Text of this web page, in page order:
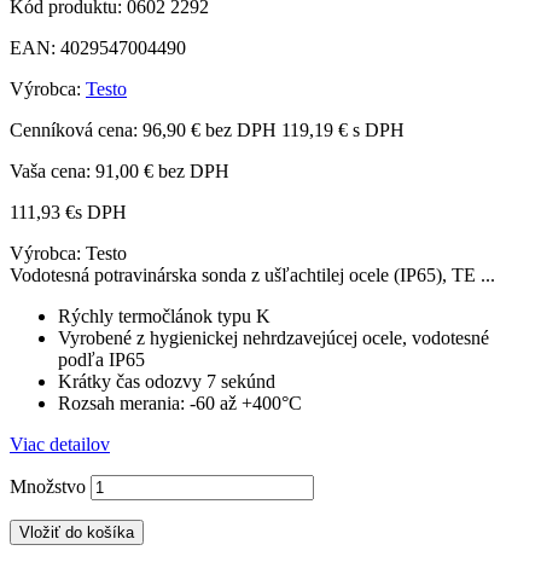
Kód produktu: 0602 2292
EAN: 4029547004490
Výrobca: Testo
Cenníková cena: 96,90 € bez DPH 119,19 € s DPH
Vaša cena: 91,00 € bez DPH
111,93 €s DPH
Výrobca: Testo
Vodotesná potravinárska sonda z ušľachtilej ocele (IP65), TE ...
Rýchly termočlánok typu K
Vyrobené z hygienickej nehrdzavejúcej ocele, vodotesné
podľa IP65
Krátky čas odozvy 7 sekúnd
Rozsah merania: -60 až +400°C
Viac detailov
Množstvo
Vložiť do košíka